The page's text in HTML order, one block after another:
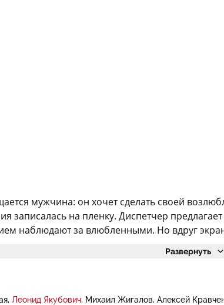
мужчина: он хочет сделать своей
записалась на пленку. Диспетчер
наблюдают за влюбленными. Но вдруг экран
Развернуть
Леонид Якубович Михаил Жигалов Алексей